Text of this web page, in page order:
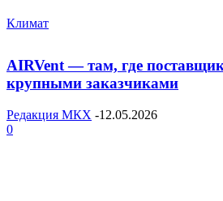
Климат
AIRVent — там, где
крупными заказчиками
Редакция МКХ -12.05.2026
0